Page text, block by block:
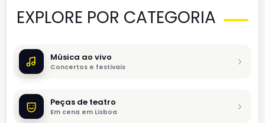
EXPLORE POR CATEGORIA
Música ao vivo
Concertos e festivais
Peças de teatro
Em cena em Lisboa